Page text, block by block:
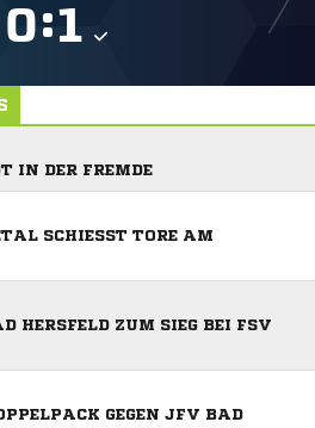
:
IN DER FREMDE
SCHIESST TORE AM L
ZUM SIEG BEI FSV G
GEGEN JFV BAD